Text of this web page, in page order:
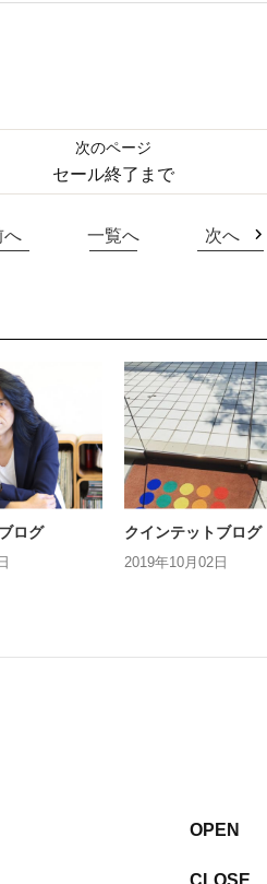
セール終了まで
へ 一覧へ 次へ
ログ クインテットブログ
2019年10月02日
OPEN
CLOSE